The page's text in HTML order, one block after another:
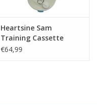
Heartsine Sam
Training Cassette
€64,99